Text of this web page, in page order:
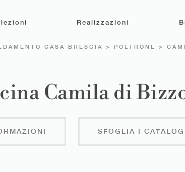
Realizzazioni
CASA BRESCIA > POLTRONE >
Camila di
SFOGLIA I